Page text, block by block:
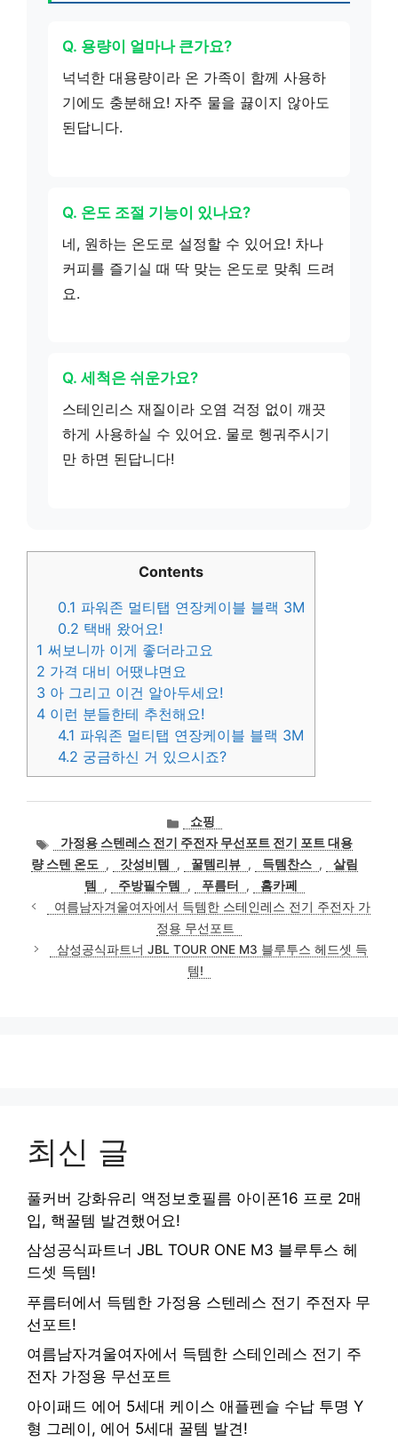
Q. 용량이 얼마나 큰가요?
넉넉한 대용량이라 온 가족이 함께 사용하
기에도 충분해요! 자주 물을 끓이지 않아도
된답니다.
Q. 온도 조절 기능이 있나요?
네, 원하는 온도로 설정할 수 있어요! 차나
커피를 즐기실 때 딱 맞는 온도로 맞춰 드려
요.
Q. 세척은 쉬운가요?
스테인리스 재질이라 오염 걱정 없이 깨끗
하게 사용하실 수 있어요. 물로 헹궈주시기
만 하면 된답니다!
Contents
0.1 파워존 멀티탭 연장케이블 블랙 3M
0.2 택배 왔어요!
1 써보니까 이게 좋더라고요
2 가격 대비 어땠냐면요
3 아 그리고 이건 알아두세요!
4 이런 분들한테 추천해요!
4.1 파워존 멀티탭 연장케이블 블랙 3M
4.2 궁금하신 거 있으시죠?
카
테
고
리
쇼핑
태
그
가정용 스텐레스 전기 주전자 무선포트 전기 포트 대용
량 스텐 온도
, 갓성비템 , 꿀템리뷰 , 득템찬스 ,
살림
템
, 주방필수템 , 푸름터 ,
홈카페
여름남자겨울여자에서 득템한 스테인레스 전기 주전자 가
정용 무선포트
삼성공식파트너 JBL TOUR ONE M3 블루투스 헤드셋 득
템!
최신 글
풀커버 강화유리 액정보호필름 아이폰16 프로 2매
입, 핵꿀템 발견했어요!
삼성공식파트너 JBL TOUR ONE M3 블루투스 헤
드셋 득템!
푸름터에서 득템한 가정용 스텐레스 전기 주전자 무
선포트!
여름남자겨울여자에서 득템한 스테인레스 전기 주
전자 가정용 무선포트
아이패드 에어 5세대 케이스 애플펜슬 수납 투명 Y
형 그레이, 에어 5세대 꿀템 발견!